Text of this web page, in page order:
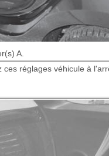
A.
réglages véhicule à